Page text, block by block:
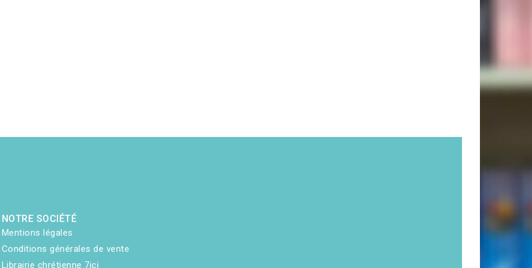
NOTRE SOCIÉTÉ
Mentions légales
Conditions générales de vente
Librairie chrétienne 7ici